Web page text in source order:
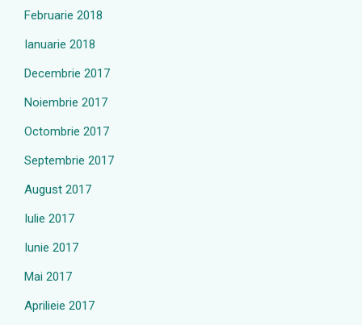
Februarie 2018
Ianuarie 2018
Decembrie 2017
Noiembrie 2017
Octombrie 2017
Septembrie 2017
August 2017
Iulie 2017
Iunie 2017
Mai 2017
Aprilieie 2017